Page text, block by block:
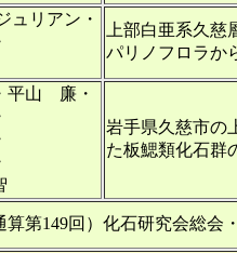
ュリアン・
上部白亜系久
パリノフロラか
平山 廉・
岩手県久慈市の
た板鰓類化石群
算第149回）化石研究会総会